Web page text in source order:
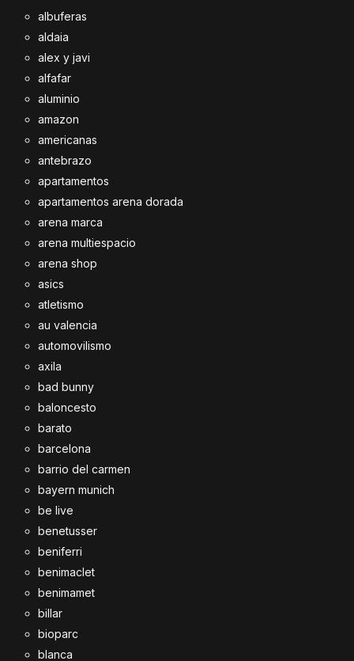
albuferas
aldaia
alex y javi
alfafar
aluminio
amazon
americanas
antebrazo
apartamentos
apartamentos arena dorada
arena marca
arena multiespacio
arena shop
asics
atletismo
au valencia
automovilismo
axila
bad bunny
baloncesto
barato
barcelona
barrio del carmen
bayern munich
be live
benetusser
beniferri
benimaclet
benimamet
billar
bioparc
blanca